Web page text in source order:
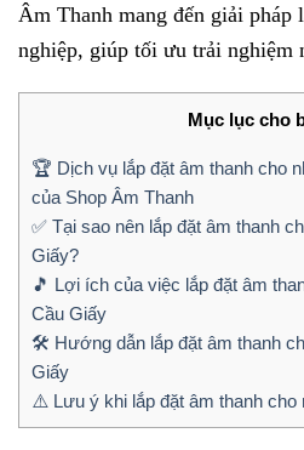
Âm Thanh mang đến giải pháp
nghiệp, giúp tối ưu trải nghiệm
Mục lục cho
🏆 Dịch vụ lắp đặt âm thanh cho
của Shop Âm Thanh
✅ Tại sao nên lắp đặt âm thanh
Giấy?
🎵 Lợi ích của việc lắp đặt âm
Cầu Giấy
🛠 Hướng dẫn lắp đặt âm thanh
Giấy
⚠️ Lưu ý khi lắp đặt âm thanh cho